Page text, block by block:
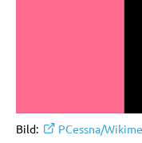
Bild: PCessna/